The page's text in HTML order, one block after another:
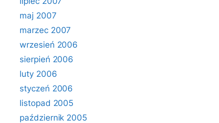
maj 2007
marzec 2007
wrzesień 2006
sierpień 2006
luty 2006
styczeń 2006
listopad 2005
październik 2005